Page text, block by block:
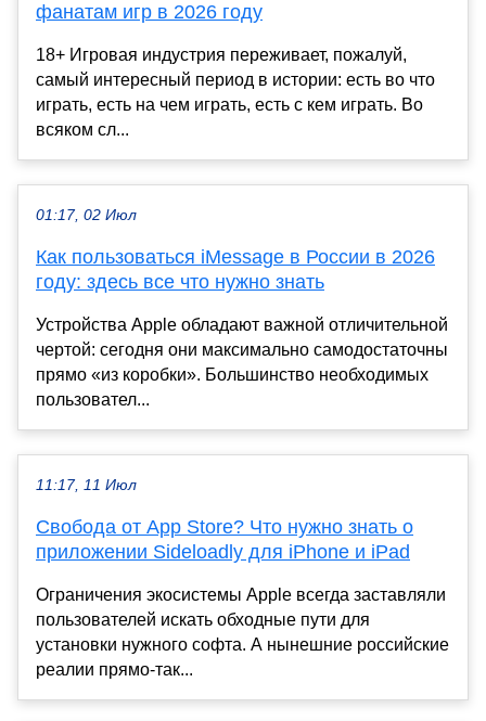
фанатам игр в 2026 году
18+ Игровая индустрия переживает, пожалуй,
самый интересный период в истории: есть во что
играть, есть на чем играть, есть с кем играть. Во
всяком сл...
01:17, 02 Июл
Как пользоваться iMessage в России в 2026
году: здесь все что нужно знать
Устройства Apple обладают важной отличительной
чертой: сегодня они максимально самодостаточны
прямо «из коробки». Большинство необходимых
пользовател...
11:17, 11 Июл
Свобода от App Store? Что нужно знать о
приложении Sideloadly для iPhone и iPad
Ограничения экосистемы Apple всегда заставляли
пользователей искать обходные пути для
установки нужного софта. А нынешние российские
реалии прямо-так...